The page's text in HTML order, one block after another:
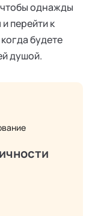
однажды
перейти к
будете
душой.